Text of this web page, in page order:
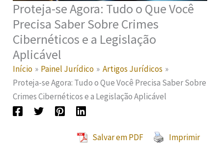
Proteja-se Agora: Tudo o Que Você
Precisa Saber Sobre Crimes
Cibernéticos e a Legislação
Aplicável
Início Painel Jurídico
Artigos Jurídicos
Proteja-se Agora: Tudo o Que Você Precisa Saber Sobre
Crimes Cibernéticos e a Legislação Aplicável
Salvar em PDF
Imprimir